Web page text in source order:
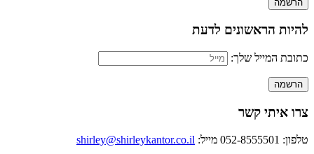
להיות הראשונים לדעת
כתובת המייל שלך:
צרו איתי קשר
טלפון: 052-8555501 מייל: shirley@shirleykantor.co.il